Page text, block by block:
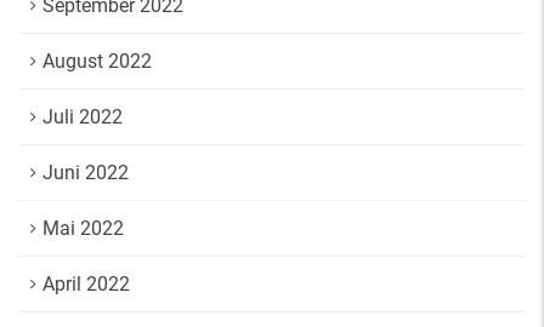
September 2022
August 2022
Juli 2022
Juni 2022
Mai 2022
April 2022